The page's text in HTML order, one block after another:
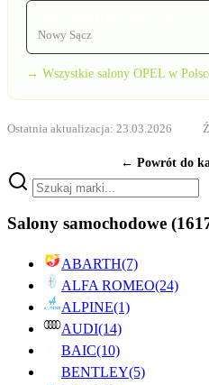
Nowy Sącz
→ Wszystkie salony OPEL w
Ostatnia aktualizacja: 23.03.2026
← Powrót do
Salony samochodowe
ABARTH(7)
ALFA ROMEO(24)
ALPINE(1)
AUDI(14)
BAIC(10)
BENTLEY(5)